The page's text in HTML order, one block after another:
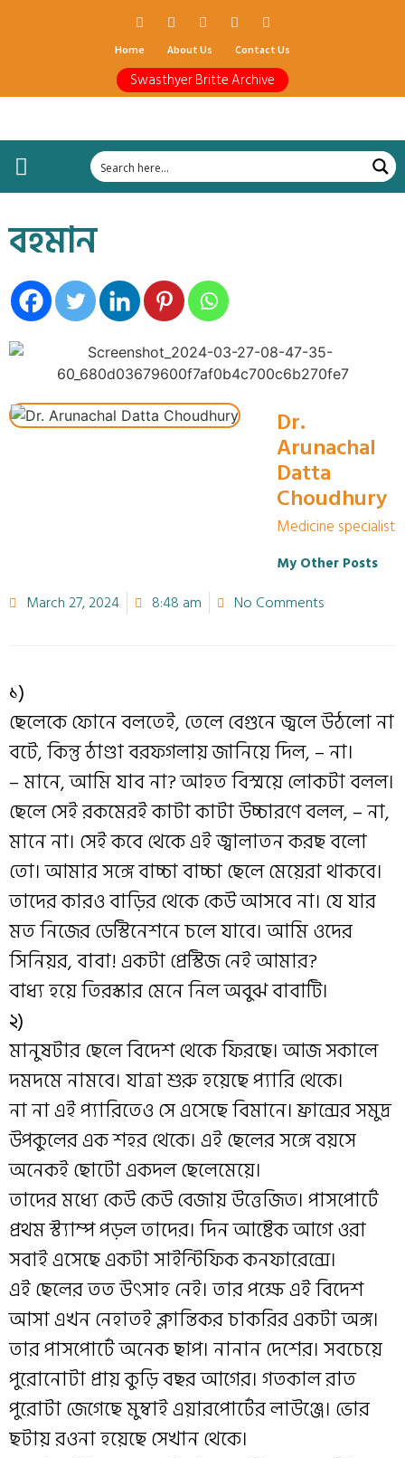
Home About Us Contact Us
Swasthyer Britte Archive
বহমান
Dr.
Arunachal
Datta
Choudhury
Medicine specialist
My Other Posts
March 27, 2024 8:48 am No Comments
১)
ছেলেকে ফোনে বলতেই, তেলে বেগুনে জ্বলে উঠলো না
বটে, কিন্তু ঠাণ্ডা বরফগলায় জানিয়ে দিল, – না।
– মানে, আমি যাব না? আহত বিস্ময়ে লোকটা বলল।
ছেলে সেই রকমেরই কাটা কাটা উচ্চারণে বলল, – না,
মানে না। সেই কবে থেকে এই জ্বালাতন করছ বলো
তো। আমার সঙ্গে বাচ্চা বাচ্চা ছেলে মেয়েরা থাকবে।
তাদের কারও বাড়ির থেকে কেউ আসবে না। যে যার
মত নিজের ডেস্টিনেশনে চলে যাবে। আমি ওদের
সিনিয়র, বাবা! একটা প্রেস্টিজ নেই আমার?
বাধ্য হয়ে তিরস্কার মেনে নিল অবুঝ বাবাটি।
২)
মানুষটার ছেলে বিদেশ থেকে ফিরছে। আজ সকালে
দমদমে নামবে। যাত্রা শুরু হয়েছে প্যারি থেকে।
না না এই প্যারিতেও সে এসেছে বিমানে। ফ্রান্সের সমুদ্র
উপকুলের এক শহর থেকে। এই ছেলের সঙ্গে বয়সে
অনেকই ছোটো একদল ছেলেমেয়ে।
তাদের মধ্যে কেউ কেউ বেজায় উত্তেজিত। পাসপোর্টে
প্রথম স্ট্যাম্প পড়ল তাদের। দিন আষ্টেক আগে ওরা
সবাই এসেছে একটা সাইন্টিফিক কনফারেন্সে।
এই ছেলের তত উৎসাহ নেই। তার পক্ষে এই বিদেশ
আসা এখন নেহাতই ক্লান্তিকর চাকরির একটা অঙ্গ।
তার পাসপোর্টে অনেক ছাপ। নানান দেশের। সবচেয়ে
পুরোনোটা প্রায় কুড়ি বছর আগের। গতকাল রাত
পুরোটা জেগেছে মুম্বাই এয়ারপোর্টের লাউঞ্জে। ভোর
ছটায় রওনা হয়েছে সেখান থেকে।